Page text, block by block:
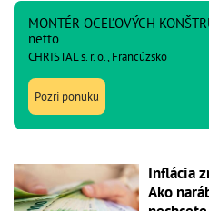
MONTÉR OCEĽOVÝCH
netto
CHRISTAL s. r. o., Francúzsko
Pozri ponuku
Inflácia
Ako